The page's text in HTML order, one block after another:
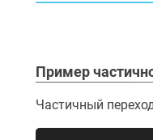
Пример
Частичный